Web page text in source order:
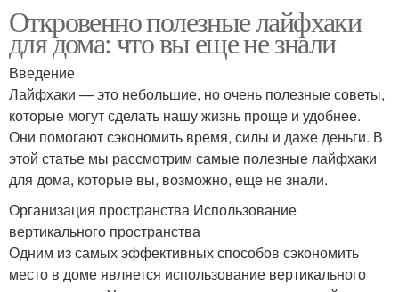
Откровенно полезные лайфхаки
для дома: что вы еще не знали
Введение
Лайфхаки — это небольшие, но очень полезные советы,
которые могут сделать нашу жизнь проще и удобнее.
Они помогают сэкономить время, силы и даже деньги. В
этой статье мы рассмотрим самые полезные лайфхаки
для дома, которые вы, возможно, еще не знали.
Организация пространства Использование
вертикального пространства
Одним из самых эффективных способов сэкономить
место в доме является использование вертикального